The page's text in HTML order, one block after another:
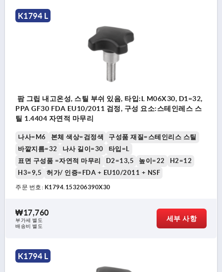
K1794 L
팜 그립 내고온성, 스틸 부쉬 있음, 타입:L M06X30, D1=32,
PPA GF30 FDA EU10/2011 검정, 구성 요소:스테인레스 스
틸 1.4404 자연적 마무리
나사=M6 본체 색상=검정색
구성품 재질=스테인리스 스틸
바깥지름=32
나사 길이=30
타입=L
표면 구성품 =자연적 마무리
D2=13,5 높이=22
H2=12
H3=9,5
허가/ 인증=FDA + EU10/2011 + NSF
주문 번호: K1794.153206390X30
₩17,760
부가세 별도
배송비 별도
세부 사항
K1794 L